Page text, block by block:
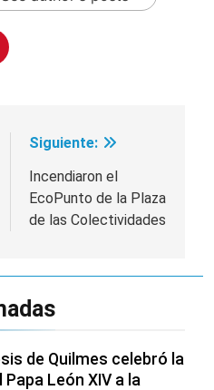
Siguiente:
Incendiaron el
EcoPunto de la Plaza
de las Colectividades
de Quilmes celebró la
León XIV a la